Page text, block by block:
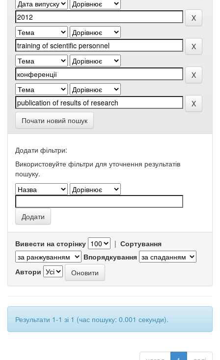
Почати новий пошук
Додати фільтри:
Використовуйте фільтри для уточнення результатів
пошуку.
Вивести на сторінку | Сортування
Впорядкування
Автори
Результати 1-1 зі 1 (час пошуку: 0.001 секунди).